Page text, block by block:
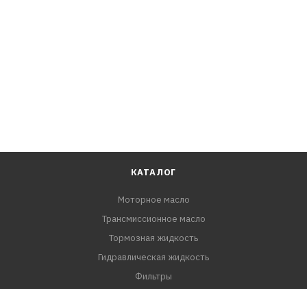
КАТАЛОГ
Моторное масло
Трансмиссионное масло
Тормозная жидкость
Гидравлическая жидкость
Фильтры